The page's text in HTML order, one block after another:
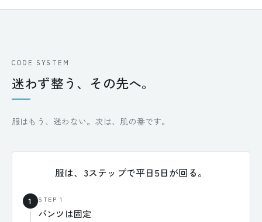
CODE SYSTEM
迷わず整う、その先へ。
服はもう、迷わない。次は、肌の番です。
服は、3ステップで平日5日が回る。
1 STEP 1
パンツは固定